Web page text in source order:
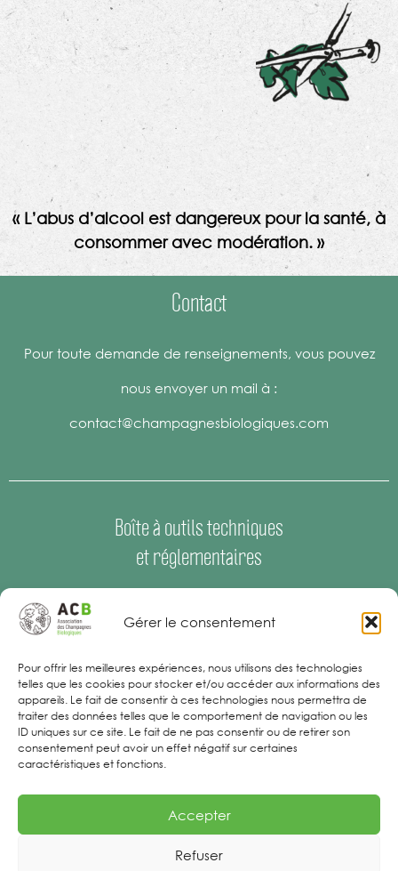
Gérer le consentement
Pour offrir les meilleures expériences, nous utilisons des technologies
telles que les cookies pour stocker et/ou accéder aux informations des
appareils. Le fait de consentir à ces technologies nous permettra de
traiter des données telles que le comportement de navigation ou les
ID uniques sur ce site. Le fait de ne pas consentir ou de retirer son
consentement peut avoir un effet négatif sur certaines
caractéristiques et fonctions.
Accepter
Refuser
« L’abus d’alcool est dangereux pour la santé, à
consommer avec modération. »
Contact
Pour toute demande de renseignements, vous pouvez
nous envoyer un mail à :
contact@champagnesbiologiques.com
Boîte à outils techniques
et réglementaires
Espace Presse